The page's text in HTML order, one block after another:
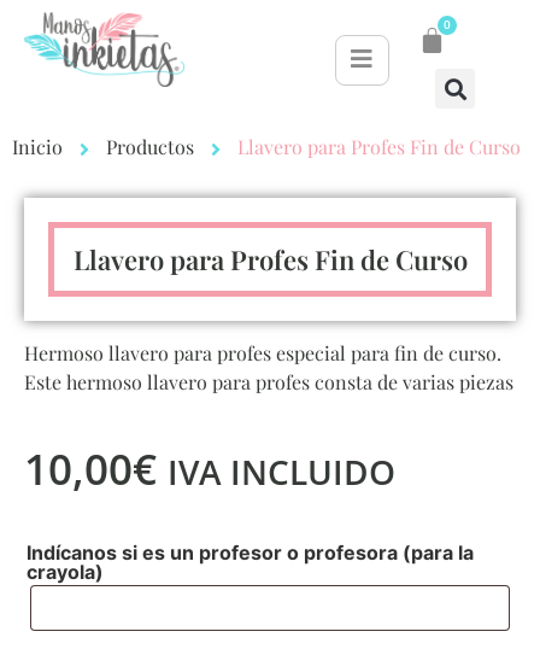
0
Inicio Productos Llavero para Profes Fin de Curso
Llavero para Profes Fin de Curso
Hermoso llavero para profes especial para fin de curso.
Este hermoso llavero para profes consta de varias piezas
10,00€ IVA INCLUIDO
Indícanos si es un profesor o profesora (para la
crayola)